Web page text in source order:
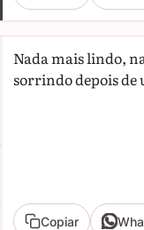
Nada mais lindo,
sorrindo depois de
Copiar